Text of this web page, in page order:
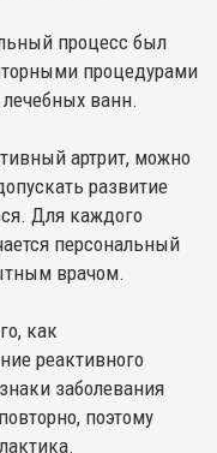
процесс был
процедурами
ванн.
артрит, можно
развитие
Для каждого
персональный
врачом.
как
реактивного
заболевания
поэтому